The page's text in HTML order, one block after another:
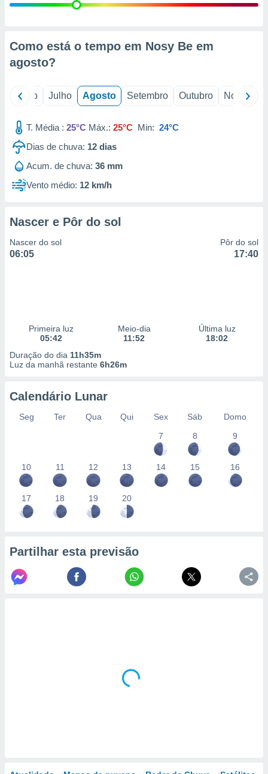
estudos
de
1199
Como está o tempo em Nosy Be em
agosto?
Junho Julho Agosto Setembro Outubro Novembro
T. Média : 25°C Máx.: 25°C Min: 24°C
Dias de chuva: 12 dias
Acum. de chuva: 36 mm
Vento médio: 12 km/h
Nascer e Pôr do sol
Nascer do sol
06:05
Pôr do sol
17:40
Primeira luz
05:42
Meio-dia
11:52
Última luz
18:02
Duração do dia 11h35m
Luz da manhã restante 6h26m
Calendário Lunar
Seg Ter Qua Qui Sex Sáb
Domo
7
8 9
10 11 12 13 14 15 16
17 18 19 20
Partilhar esta previsão